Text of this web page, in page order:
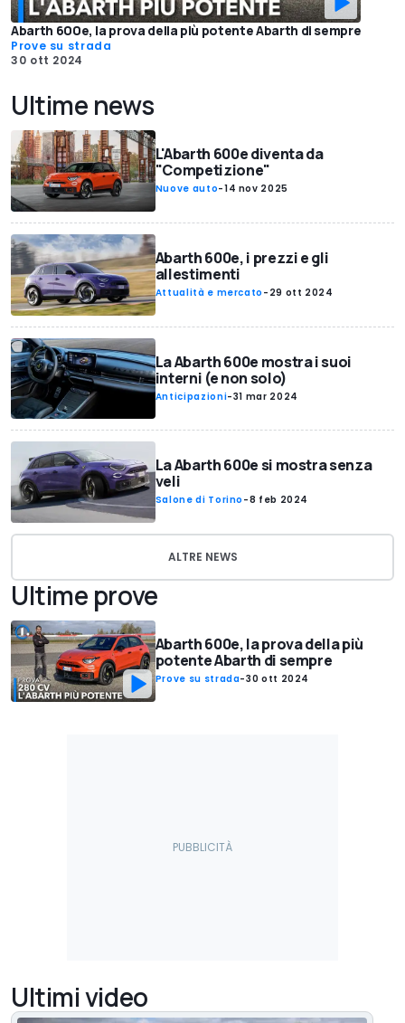
Abarth 600e, la prova della più potente Abarth di sempre
Prove su strada
30 ott 2024
Ultime news
L'Abarth 600e diventa da
"Competizione"
Nuove auto-14 nov 2025
Abarth 600e, i prezzi e gli
allestimenti
Attualità e mercato - 29 ott 2024
La Abarth 600e mostra i suoi
interni (e non solo)
Anticipazioni-31 mar 2024
La Abarth 600e si mostra senza
veli
Salone di Torino -8 feb 2024
ALTRE NEWS
Ultime prove
Abarth 600e, la prova della più
potente Abarth di sempre
Prove su strada-30 ott 2024
Ultimi video